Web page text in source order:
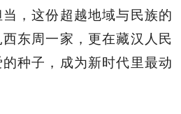
，这份超越地域与民族的
东周一家，更在藏汉人民
种子，成为新时代里最动